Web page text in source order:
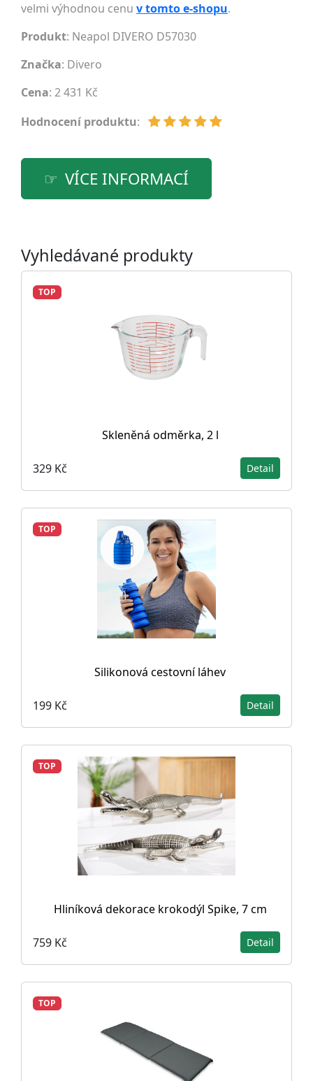
velmi výhodnou cenu v tomto e-shopu.
Produkt: Neapol DIVERO D57030
Značka: Divero
Cena: 2 431 Kč
Hodnocení produktu:
VÍCE INFORMACÍ
Vyhledávané produkty
TOP
Skleněná odměrka, 2 l
329 Kč Detail
TOP
Silikonová cestovní láhev
199 Kč Detail
TOP
Hliníková dekorace krokodýl Spike, 7 cm
759 Kč Detail
TOP